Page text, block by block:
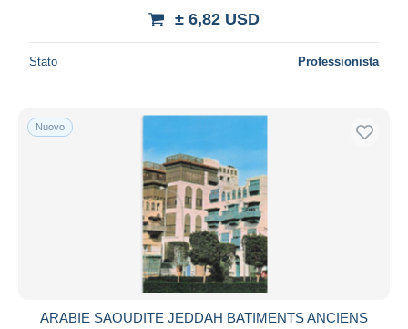
± 6,82 USD
Stato Professionista
Nuovo
ARABIE SAOUDITE JEDDAH BATIMENTS ANCIENS